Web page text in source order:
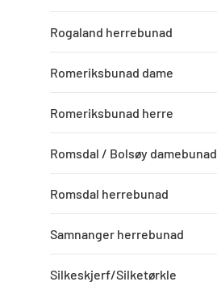
Rogaland herrebunad
Romeriksbunad dame
Romeriksbunad herre
Romsdal / Bolsøy damebunad
Romsdal herrebunad
Samnanger herrebunad
Silkeskjerf/Silketørkle